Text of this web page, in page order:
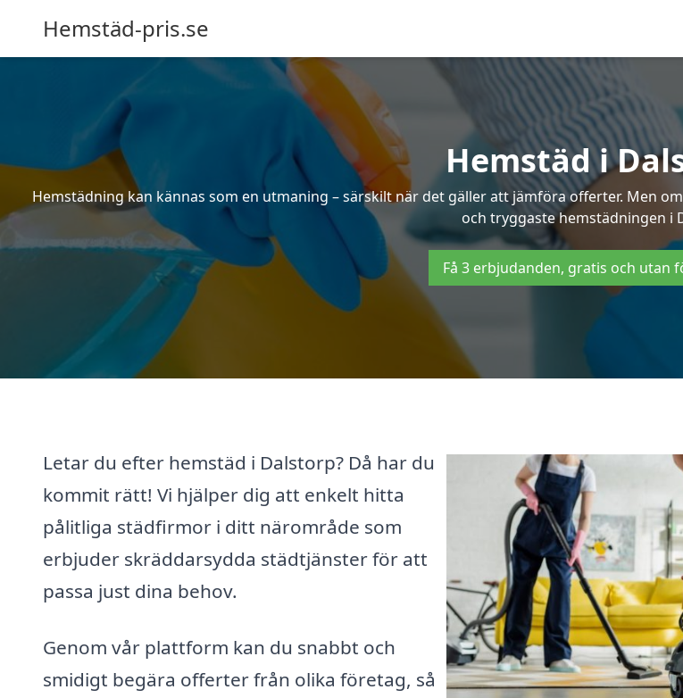
Hemstäd-pris.se
Hemstäd i
Hemstädning kan kännas som en utmaning – särskilt när det gäller att jämföra offerter. Men
och tryggaste hemstädningen i
Få 3 erbjudanden, gratis och utan
Letar du efter hemstäd i Dalstorp? Då har du
kommit rätt! Vi hjälper dig att enkelt hitta
pålitliga städfirmor i ditt närområde som
erbjuder skräddarsydda städtjänster för att
passa just dina behov.
Genom vår plattform kan du snabbt och
smidigt begära offerter från olika företag, så